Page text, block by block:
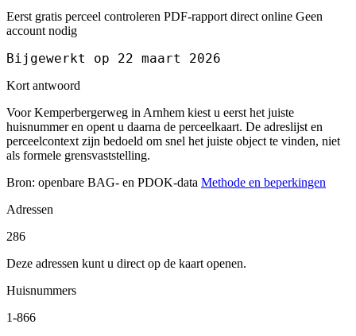
Eerst gratis perceel controleren PDF-rapport direct online Geen
account nodig
Bijgewerkt op 22 maart 2026
Kort antwoord
Voor Kemperbergerweg in Arnhem kiest u eerst het juiste
huisnummer en opent u daarna de perceelkaart. De adreslijst en
perceelcontext zijn bedoeld om snel het juiste object te vinden, niet
als formele grensvaststelling.
Bron: openbare BAG- en PDOK-data Methode en beperkingen
Adressen
286
Deze adressen kunt u direct op de kaart openen.
Huisnummers
1-866